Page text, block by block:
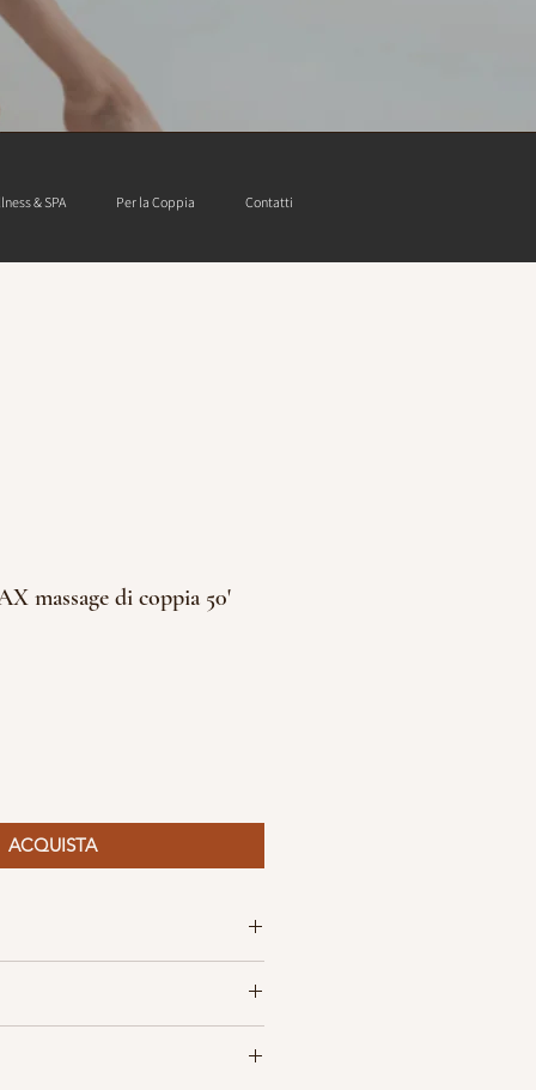
& SPA Per la Coppia Contatti
massage di coppia 50'
ACQUISTA